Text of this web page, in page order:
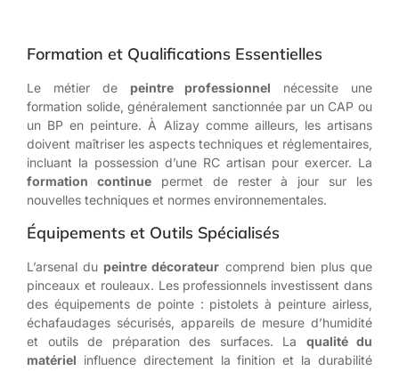
Formation et Qualifications Essentielles
Le métier de peintre professionnel nécessite une
formation solide, généralement sanctionnée par un CAP ou
un BP en peinture. À Alizay comme ailleurs, les artisans
doivent maîtriser les aspects techniques et réglementaires,
incluant la possession d’une RC artisan pour exercer. La
formation continuepermet de rester à jour sur les
nouvelles techniques et normes environnementales.
Équipements et Outils Spécialisés
L’arsenal du peintre décorateur comprend bien plus que
pinceaux et rouleaux. Les professionnels investissent dans
des équipements de pointe : pistolets à peinture airless,
échafaudages sécurisés, appareils de mesure d’humidité
et outils de préparation des surfaces. La qualité du
matériel influence directement la finition et la durabilité